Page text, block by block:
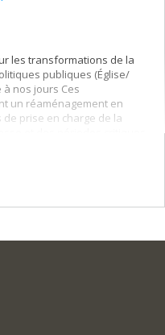
les transformations de la
publiques (Église/
à nos jours Ces
un réaménagement en
prise en charge de la
vaste projet en
et solidarités
sujets abordés dans
la vieillesse dans la mire